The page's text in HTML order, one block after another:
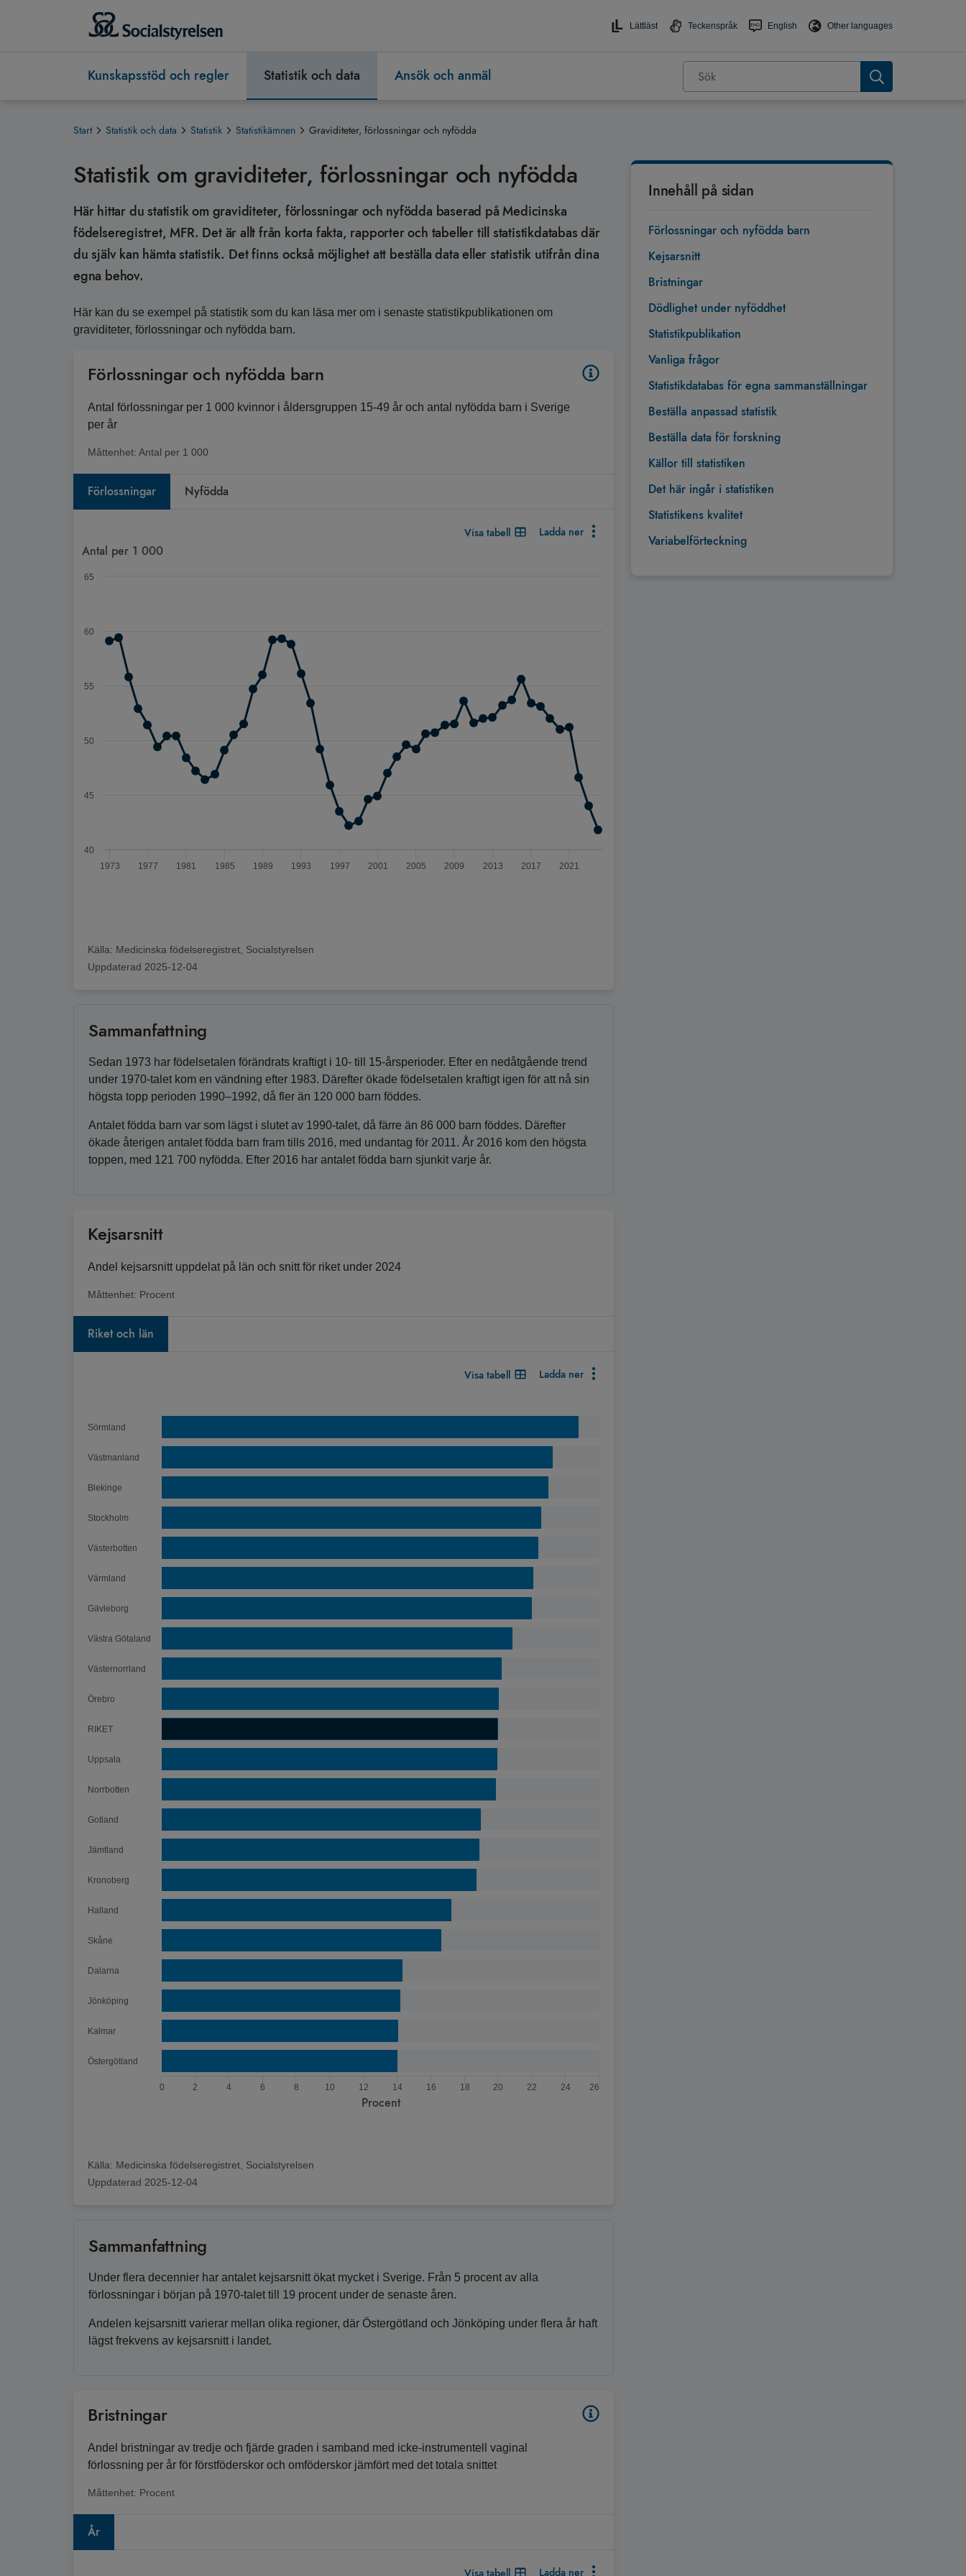
Lättläst Teckenspråk English Other languages
Kunskapsstöd och regler Statistik och data Ansök och anmäl
Start Statistik och data Statistik Statistikämnen Graviditeter, förlossningar och nyfödda
Innehåll på sidan
Förlossningar och nyfödda barn
Kejsarsnitt
Bristningar
Dödlighet under nyföddhet
Statistikpublikation
Vanliga frågor
Statistikdatabas för egna sammanställningar
Beställa anpassad statistik
Beställa data för forskning
Källor till statistiken
Det här ingår i statistiken
Statistikens kvalitet
Variabelförteckning
Statistik om graviditeter, förlossningar och nyfödda
Här hittar du statistik om graviditeter, förlossningar och nyfödda baserad på Medicinska
födelseregistret, MFR. Det är allt från korta fakta, rapporter och tabeller till statistikdatabas där
du själv kan hämta statistik. Det finns också möjlighet att beställa data eller statistik utifrån dina
egna behov.
Här kan du se exempel på statistik som du kan läsa mer om i senaste statistikpublikationen om
graviditeter, förlossningar och nyfödda barn.
Förlossningar och nyfödda barn
Antal förlossningar per 1 000 kvinnor i åldersgruppen 15-49 år och antal nyfödda barn i Sverige
per år
Måttenhet: Antal per 1 000
Förlossningar Nyfödda
Visa tabell Ladda ner
Diagram
Linjediagram med 52 linjer.
Antal per 1 000
40
45
50
55
60
65
1973 1977 1981 1985 1989 1993 1997 2001 2005 2009 2013 2017 2021
Källa: Medicinska födelseregistret, Socialstyrelsen
Uppdaterad 2025-12-04
Sammanfattning
Sedan 1973 har födelsetalen förändrats kraftigt i 10- till 15-årsperioder. Efter en nedåtgående trend
under 1970-talet kom en vändning efter 1983. Därefter ökade födelsetalen kraftigt igen för att nå sin
högsta topp perioden 1990–1992, då fler än 120 000 barn föddes.
Antalet födda barn var som lägst i slutet av 1990-talet, då färre än 86 000 barn föddes. Därefter
ökade återigen antalet födda barn fram tills 2016, med undantag för 2011. År 2016 kom den högsta
toppen, med 121 700 nyfödda. Efter 2016 har antalet födda barn sjunkit varje år.
Kejsarsnitt
Andel kejsarsnitt uppdelat på län och snitt för riket under 2024
Måttenhet: Procent
Riket och län
Visa tabell Ladda ner
Andel kejsarsnitt uppdelat på län och snitt för riket under 2023
Diagrammet visar Spann: 13,99 till 24,76.
Chart annotations summary
Procent
Sörmland
Västmanland
Blekinge
Stockholm
Västerbotten
Värmland
Gävleborg
Västra Götaland
Västernorrland
Örebro
RIKET
Uppsala
Norrbotten
Gotland
Jämtland
Kronoberg
Halland
Skåne
Dalarna
Jönköping
Kalmar
Östergötland
0 2 4 6 8 10 12 14 16 18 20 22 24 26
Källa: Medicinska födelseregistret, Socialstyrelsen
Uppdaterad 2025-12-04
Sammanfattning
Under flera decennier har antalet kejsarsnitt ökat mycket i Sverige. Från 5 procent av alla
förlossningar i början på 1970-talet till 19 procent under de senaste åren.
Andelen kejsarsnitt varierar mellan olika regioner, där Östergötland och Jönköping under flera år haft
lägst frekvens av kejsarsnitt i landet.
Bristningar
Andel bristningar av tredje och fjärde graden i samband med icke-instrumentell vaginal
förlossning per år för förstföderskor och omföderskor jämfört med det totala snittet
Måttenhet: Procent
År
Ladda ner